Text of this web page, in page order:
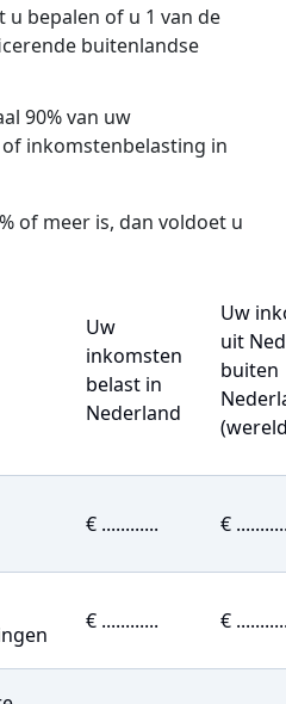
bepalen of u 1 van de
buitenlandse
90% van uw
inkomstenbelasting in
of meer is, dan voldoet u
Uw
inkomsten
belast in
Nederland
Uw
uit
buiten
€ ............ €
€ ............ €